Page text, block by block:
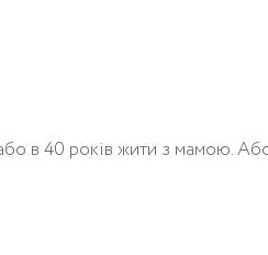
в 40 років жити з мамою.